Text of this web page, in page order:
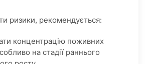
ризики, рекомендується:
концентрацію поживних
на стадії раннього